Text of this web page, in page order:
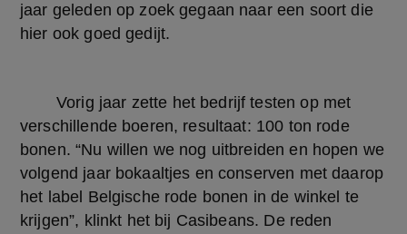
jaar geleden op zoek gegaan naar een soort die
hier ook goed gedijt.
verschillende boeren, resultaat: 100 ton rode
bonen. “Nu willen we nog uitbreiden en hopen we
volgend jaar bokaaltjes en conserven met daarop
het label Belgische rode bonen in de winkel te
krijgen”, klinkt het bij Casibeans. De reden